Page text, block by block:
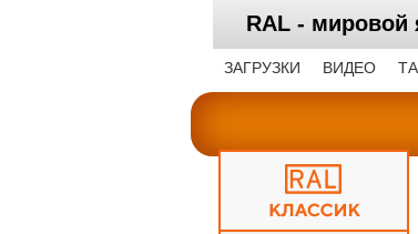
RAL -
ЗАГРУЗКИ ВИДЕО